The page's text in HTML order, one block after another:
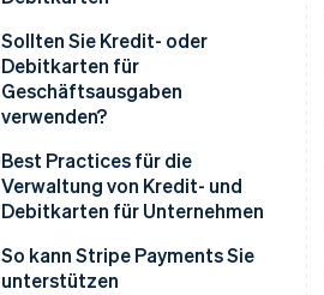
Kosten für geschäftlich
genutzte Debitkarten
Sicherheit und Schutz von
Kreditkarten
Sicherheit und Schutz von
Sollten Sie Kredit- oder
Debitkarten für
Geschäftsausgaben
verwenden?
Best Practices für die
Verwaltung von Kredit- und
Debitkarten für Unternehmen
So kann Stripe Payments Sie
unterstützen